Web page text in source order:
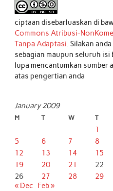
ciptaan disebarluaskan di
Commons Atribusi-
Tanpa Adaptasi. Silakan
sebagian maupun seluruh isi
lupa mencantumkan sumber
atas pengertian anda
January 2009
M T W T
1
5
6 7 8
12
13 14 15
19
20 21 22
26
27 28 29
« Dec
Feb »